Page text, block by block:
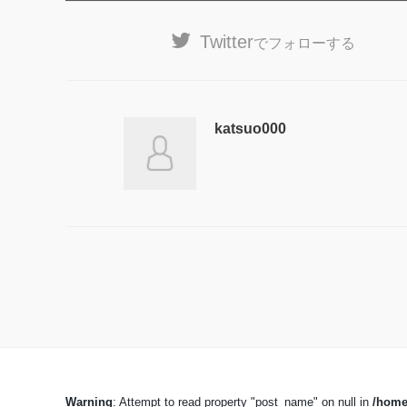
Twitterでフォローする
katsuo000
Warning: Attempt to read property "post_name" on null in /